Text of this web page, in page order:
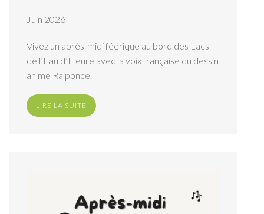
Juin 2026
Vivez un après-midi féérique au bord des Lacs
de l’Eau d’Heure avec la voix française du dessin
animé Raiponce.
LIRE LA SUITE